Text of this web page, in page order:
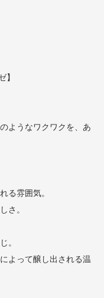
】
ようなワクワクを、あ
る雰囲気。
さ。
。
よって醸し出される温